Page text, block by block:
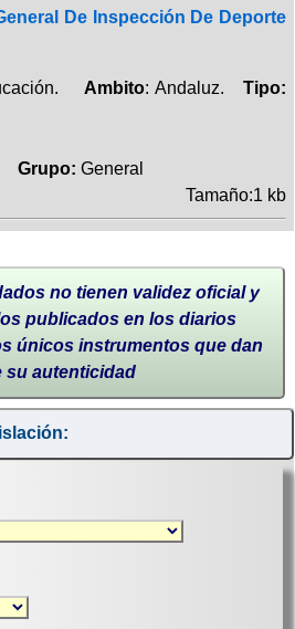
De Inspección De Deporte
Ambito: Andaluz.Tipo:
Grupo: General
Tamaño:1 kb
no tienen validez oficial y
publicados en los diarios
únicos instrumentos que dan
su autenticidad